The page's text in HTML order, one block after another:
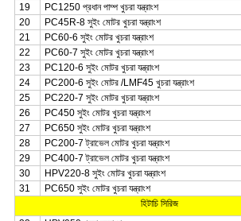
19
PC1250 প্রধান পাম্প খুচরা যন্ত্রাংশ
20
PC45R-8 সুইং মোটর খুচরা যন্ত্রাংশ
21
PC60-6 সুইং মোটর খুচরা যন্ত্রাংশ
22
PC60-7 সুইং মোটর খুচরা যন্ত্রাংশ
23
PC120-6 সুইং মোটর খুচরা যন্ত্রাংশ
24
PC200-6 সুইং মোটর /LMF45 খুচরা যন্ত্রাংশ
25
PC220-7 সুইং মোটর খুচরা যন্ত্রাংশ
26
PC450 সুইং মোটর খুচরা যন্ত্রাংশ
27
PC650 সুইং মোটর খুচরা যন্ত্রাংশ
28
PC200-7 ট্রাভেল মোটর খুচরা যন্ত্রাংশ
29
PC400-7 ট্রাভেল মোটর খুচরা যন্ত্রাংশ
30
HPV220-8 সুইং মোটর খুচরা যন্ত্রাংশ
31
PC650 সুইং মোটর খুচরা যন্ত্রাংশ
হিটাচি সিরিজ